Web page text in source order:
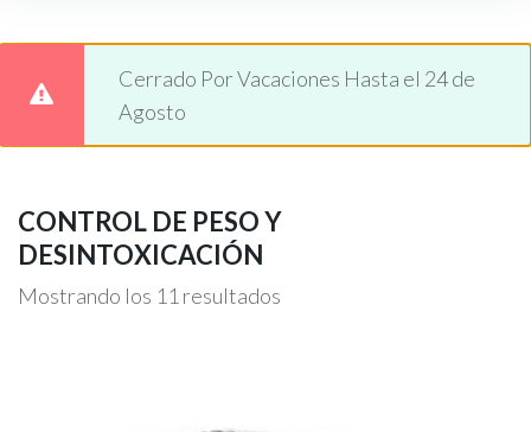
Cerrado Por Vacaciones Hasta el 24 de
Agosto
CONTROL DE PESO Y
DESINTOXICACIÓN
Mostrando los 11 resultados